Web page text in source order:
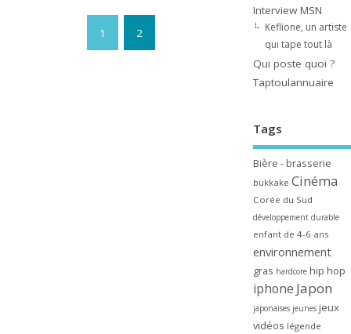
1 2
Interview MSN
Keflione, un artiste
qui tape tout là
Qui poste quoi ?
Taptoulannuaire
Tags
Bière - brasserie
bukkake Cinéma
Corée du Sud
développement durable
enfant de 4-6 ans
environnement
gras hardcore hip hop
iphone Japon
japonaises jeunes jeux
vidéos légende